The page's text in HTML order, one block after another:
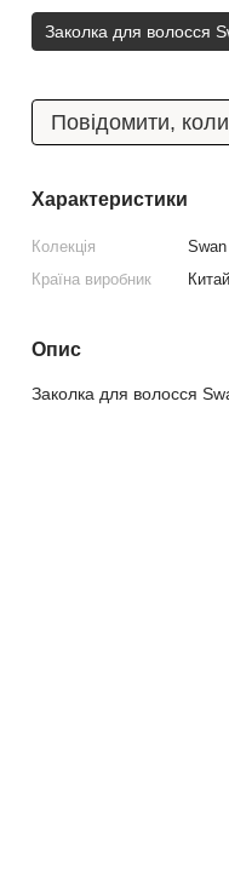
Заколка для волосся
Повідомити,
Характеристики
Колекція
Країна виробник
Китай
Опис
Заколка для волосся